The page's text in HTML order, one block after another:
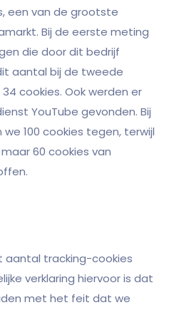
een van de grootste
Bij de eerste meting
die door dit bedrijf
aantal bij de tweede
cookies. Ook werden er
YouTube gevonden. Bij
100 cookies tegen, terwijl
60 cookies van
aantal tracking-cookies
verklaring hiervoor is dat
met het feit dat we